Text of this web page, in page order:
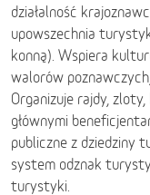
działalność
upowszechnia
konną). Wspiera
walorów
Organizuje rajdy,
głównymi
publiczne z dziedziny
system odznak
turystyki.